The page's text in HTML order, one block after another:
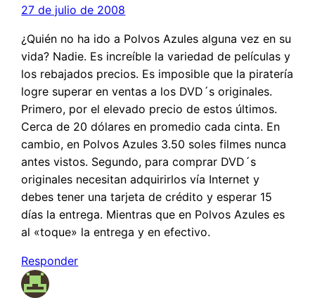
27 de julio de 2008
¿Quién no ha ido a Polvos Azules alguna vez en su
vida? Nadie. Es increíble la variedad de películas y
los rebajados precios. Es imposible que la piratería
logre superar en ventas a los DVD´s originales.
Primero, por el elevado precio de estos últimos.
Cerca de 20 dólares en promedio cada cinta. En
cambio, en Polvos Azules 3.50 soles filmes nunca
antes vistos. Segundo, para comprar DVD´s
originales necesitan adquirirlos vía Internet y
debes tener una tarjeta de crédito y esperar 15
días la entrega. Mientras que en Polvos Azules es
al «toque» la entrega y en efectivo.
Responder